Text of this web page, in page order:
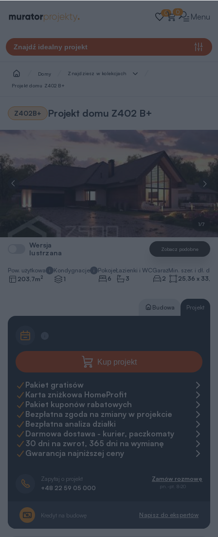
0 0 Menu
Znajdź idealny projekt
Domy Znajdziesz w kolekcjach
Projekt domu Z402 B+
Z402B+ Projekt domu Z402 B+
1/7
Wersja
lustrzana
Zobacz podobne
Pow. użytkowa
203,7m2
Kondygnacje
1
Pokoje
6
Łazienki i WC
3
Garaż
2
Min. szer. i dł.
25,36 x 33,86
Budowa Projekt
Kup projekt
Pakiet gratisów
Karta zniżkowa HomeProfit
Pakiet kuponów rabatowych
Bezpłatna zgoda na zmiany w projekcie
Bezpłatna analiza działki
Darmowa dostawa - kurier, paczkomaty
30 dni na zwrot, 365 dni na wymianę
Gwarancja najniższej ceny
Zapytaj o projekt
+48 22 59 05 000
Zamów rozmowę
pn.-pt. 8-20
Kredyt na budowę Napisz do ekspertów